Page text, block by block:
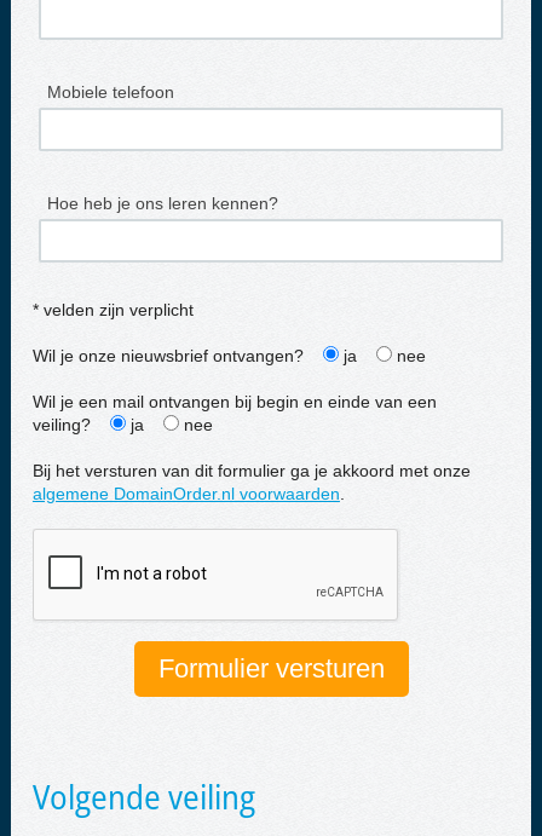
Mobiele telefoon
Hoe heb je ons leren kennen?
* velden zijn verplicht
Wil je onze nieuwsbrief ontvangen? ja nee
Wil je een mail ontvangen bij begin en einde van een
veiling?
ja nee
Bij het versturen van dit formulier ga je akkoord met onze
algemene DomainOrder.nl voorwaarden
Volgende veiling